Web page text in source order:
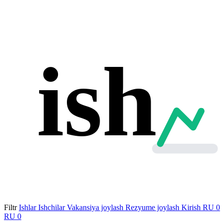
ish
Filtr Ishlar Ishchilar Vakansiya joylash Rezyume joylash Kirish RU 0
RU 0